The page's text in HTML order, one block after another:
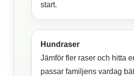
start.
Hundraser
Jämför fler raser och hitta
passar familjens vardag